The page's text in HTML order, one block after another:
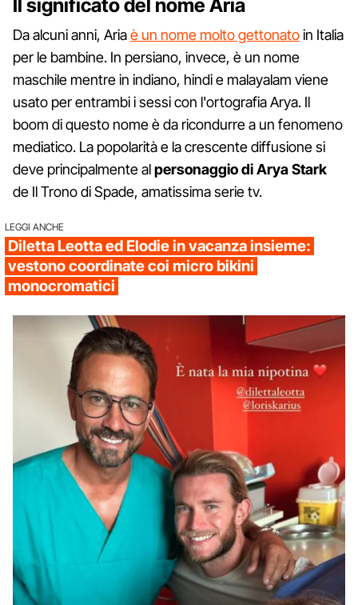
Il significato del nome Aria
Da alcuni anni, Ariaè un nome molto gettonatoin Italia
per le bambine. In persiano, invece, è un nome
maschile mentre in indiano, hindi e malayalam viene
usato per entrambi i sessi con l'ortografia Arya. Il
boom di questo nome è da ricondurre a un fenomeno
mediatico. La popolarità e la crescente diffusione si
deve principalmente alpersonaggio di Arya Stark
de Il Trono di Spade, amatissima serie tv.
LEGGI ANCHE
Diletta Leotta ed Elodie in vacanza insieme:
vestono coordinate coi micro bikini
monocromatici